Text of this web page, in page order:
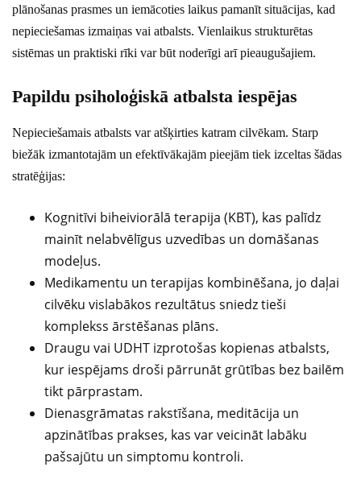
plānošanas prasmes un iemācoties laikus pamanīt situācijas, kad
nepieciešamas izmaiņas vai atbalsts. Vienlaikus strukturētas
sistēmas un praktiski rīki var būt noderīgi arī pieaugušajiem.
Papildu psiholoģiskā atbalsta iespējas
Nepieciešamais atbalsts var atšķirties katram cilvēkam. Starp
biežāk izmantotajām un efektīvākajām pieejām tiek izceltas šādas
stratēģijas:
Kognitīvi biheiviorālā terapija (KBT), kas palīdz
mainīt nelabvēlīgus uzvedības un domāšanas
modeļus.
Medikamentu un terapijas kombinēšana, jo daļai
cilvēku vislabākos rezultātus sniedz tieši
komplekss ārstēšanas plāns.
Draugu vai UDHT izprotošas kopienas atbalsts,
kur iespējams droši pārrunāt grūtības bez bailēm
tikt pārprastam.
Dienasgrāmatas rakstīšana, meditācija un
apzinātības prakses, kas var veicināt labāku
pašsajūtu un simptomu kontroli.